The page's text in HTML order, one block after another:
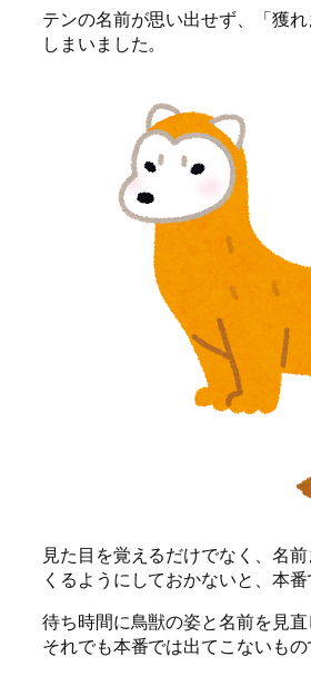
テンの名前が思い出せず、「獲
しまいました。
見た目を覚えるだけでなく、名
くるようにしておかないと、本番
待ち時間に鳥獣の姿と名前を見直
それでも本番では出てこないもの